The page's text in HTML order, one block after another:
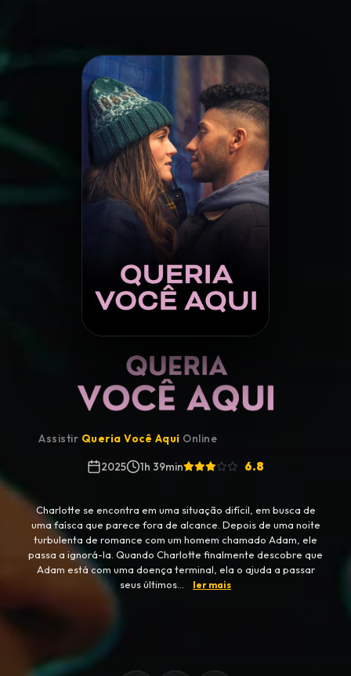
Minha Lista
Pesquisar
Assistir Queria Você Aqui Online
2025
1h 39min 6.8
Charlotte se encontra em uma situação difícil, em busca de
uma faísca que parece fora de alcance. Depois de uma noite
turbulenta de romance com um homem chamado Adam, ele
passa a ignorá-la. Quando Charlotte finalmente descobre que
Adam está com uma doença terminal, ela o ajuda a passar
seus últimos...
ler mais